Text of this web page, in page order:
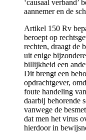
‘causaal verband’
aannemer en de
Artikel 150 Rv
beroept op
rechten, draagt de
uit enige
billijkheid een
Dit brengt een
opdrachtgever,
foute handeling
daarbij behorende
vanwege de
dat men het virus
hierdoor in